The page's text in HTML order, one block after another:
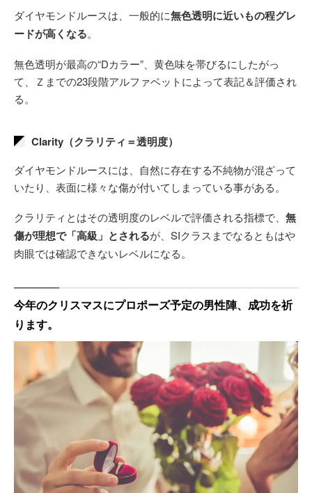
ダイヤモンドルースは、一般的に無色透明に近いもの程グレ
ードが高くなる。
無色透明が最高の“Dカラー”、黄色味を帯びるにしたがっ
て、Ｚまでの23段階アルファベットによって表記＆評価され
る。
Clarity（クラリティ＝透明度）
ダイヤモンドルースには、自然に存在する不純物が混ざって
いたり、表面に様々な傷が付いてしまっている事がある。
クラリティとはその透明度のレベルで評価される指標で、 無
傷が理想で「高級」とされるが、SIクラスまでなるともはや
肉眼では確認できないレベルになる。
今年のクリスマスにプロポーズ予定の男性陣、成功を祈
ります。